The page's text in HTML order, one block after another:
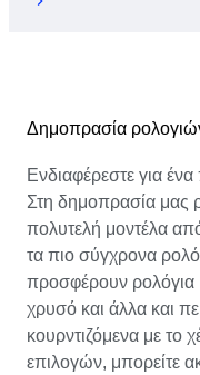
Δημοπρασία
Ενδιαφέρεστε για
Στη δημοπρασία μας
πολυτελή μοντέλα
τα πιο σύγχρονα
προσφέρουν ρολόγια
χρυσό και άλλα και
κουρντιζόμενα με το
επιλογών, μπορείτε